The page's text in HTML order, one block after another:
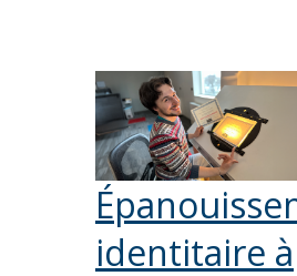
identitaire à